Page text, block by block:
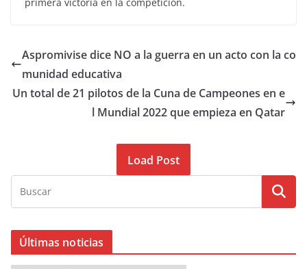
Aspromivise dice NO a la guerra en un acto con la co
munidad educativa
Un total de 21 pilotos de la Cuna de Campeones en e
l Mundial 2022 que empieza en Qatar
Load Post
Últimas noticias